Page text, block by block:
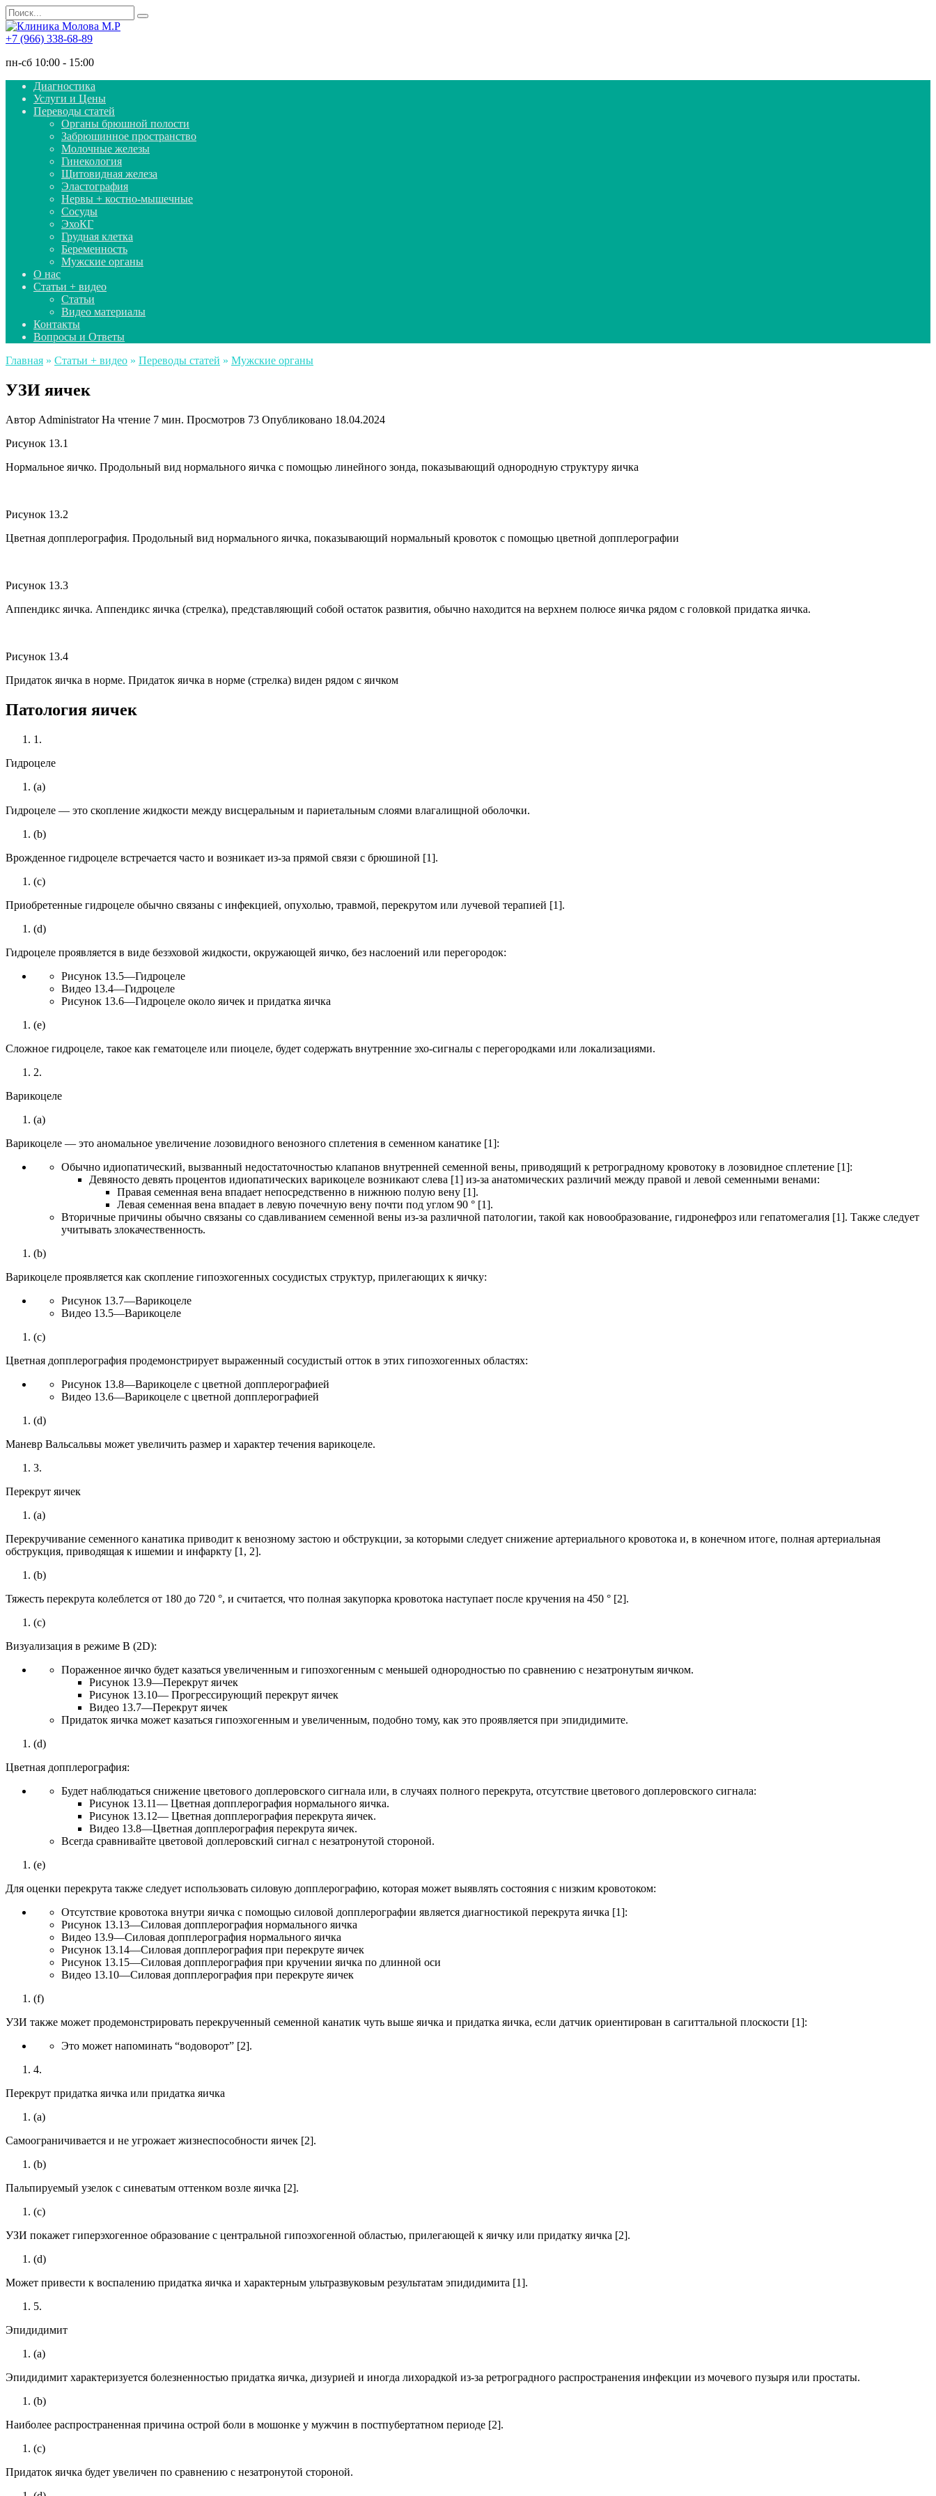
Перейти
к
содержанию
Search
for:
+7 (966) 338-68-89
пн-сб 10:00 - 15:00
Диагностика
Услуги и Цены
Переводы статей
Органы брюшной полости
Забрюшинное пространство
Молочные железы
Гинекология
Щитовидная железа
Эластография
Нервы + костно-мышечные
Сосуды
ЭхоКГ
Грудная клетка
Беременность
Мужские органы
О нас
Статьи + видео
Статьи
Видео материалы
Контакты
Вопросы и Ответы
Главная » Статьи + видео » Переводы статей » Мужские органы
УЗИ яичек
Автор Administrator На чтение 7 мин. Просмотров 73 Опубликовано 18.04.2024
Рисунок 13.1
Нормальное яичко. Продольный вид нормального яичка с помощью линейного зонда, показывающий однородную структуру яичка
Рисунок 13.2
Цветная допплерография. Продольный вид нормального яичка, показывающий нормальный кровоток с помощью цветной допплерографии
Рисунок 13.3
Аппендикс яичка. Аппендикс яичка (стрелка), представляющий собой остаток развития, обычно находится на верхнем полюсе яичка рядом с головкой придатка яичка.
Рисунок 13.4
Придаток яичка в норме. Придаток яичка в норме (стрелка) виден рядом с яичком
Патология яичек
1.
Гидроцеле
(a)
Гидроцеле — это скопление жидкости между висцеральным и париетальным слоями влагалищной оболочки.
(b)
Врожденное гидроцеле встречается часто и возникает из-за прямой связи с брюшиной [1].
(c)
Приобретенные гидроцеле обычно связаны с инфекцией, опухолью, травмой, перекрутом или лучевой терапией [1].
(d)
Гидроцеле проявляется в виде безэховой жидкости, окружающей яичко, без наслоений или перегородок:
Рисунок 13.5—Гидроцеле
Видео 13.4—Гидроцеле
Рисунок 13.6—Гидроцеле около яичек и придатка яичка
(e)
Сложное гидроцеле, такое как гематоцеле или пиоцеле, будет содержать внутренние эхо-сигналы с перегородками или локализациями.
2.
Варикоцеле
(a)
Варикоцеле — это аномальное увеличение лозовидного венозного сплетения в семенном канатике [1]:
Обычно идиопатический, вызванный недостаточностью клапанов внутренней семенной вены, приводящий к ретроградному кровотоку в лозовидное сплетение [1]:
Девяносто девять процентов идиопатических варикоцеле возникают слева [1] из-за анатомических различий между правой и левой семенными венами:
Правая семенная вена впадает непосредственно в нижнюю полую вену [1].
Левая семенная вена впадает в левую почечную вену почти под углом 90 ° [1].
Вторичные причины обычно связаны со сдавливанием семенной вены из-за различной патологии, такой как новообразование, гидронефроз или гепатомегалия [1]. Также следует
учитывать злокачественность.
(b)
Варикоцеле проявляется как скопление гипоэхогенных сосудистых структур, прилегающих к яичку:
Рисунок 13.7—Варикоцеле
Видео 13.5—Варикоцеле
(c)
Цветная допплерография продемонстрирует выраженный сосудистый отток в этих гипоэхогенных областях:
Рисунок 13.8—Варикоцеле с цветной допплерографией
Видео 13.6—Варикоцеле с цветной допплерографией
(d)
Маневр Вальсальвы может увеличить размер и характер течения варикоцеле.
3.
Перекрут яичек
(a)
Перекручивание семенного канатика приводит к венозному застою и обструкции, за которыми следует снижение артериального кровотока и, в конечном итоге, полная артериальная
обструкция, приводящая к ишемии и инфаркту [1, 2].
(b)
Тяжесть перекрута колеблется от 180 до 720 °, и считается, что полная закупорка кровотока наступает после кручения на 450 ° [2].
(c)
Визуализация в режиме B (2D):
Пораженное яичко будет казаться увеличенным и гипоэхогенным с меньшей однородностью по сравнению с незатронутым яичком.
Рисунок 13.9—Перекрут яичек
Рисунок 13.10— Прогрессирующий перекрут яичек
Видео 13.7—Перекрут яичек
Придаток яичка может казаться гипоэхогенным и увеличенным, подобно тому, как это проявляется при эпидидимите.
(d)
Цветная допплерография:
Будет наблюдаться снижение цветового доплеровского сигнала или, в случаях полного перекрута, отсутствие цветового доплеровского сигнала:
Рисунок 13.11— Цветная допплерография нормального яичка.
Рисунок 13.12— Цветная допплерография перекрута яичек.
Видео 13.8—Цветная допплерография перекрута яичек.
Всегда сравнивайте цветовой доплеровский сигнал с незатронутой стороной.
(e)
Для оценки перекрута также следует использовать силовую допплерографию, которая может выявлять состояния с низким кровотоком:
Отсутствие кровотока внутри яичка с помощью силовой допплерографии является диагностикой перекрута яичка [1]:
Рисунок 13.13—Силовая допплерография нормального яичка
Видео 13.9—Силовая допплерография нормального яичка
Рисунок 13.14—Силовая допплерография при перекруте яичек
Рисунок 13.15—Силовая допплерография при кручении яичка по длинной оси
Видео 13.10—Силовая допплерография при перекруте яичек
(f)
УЗИ также может продемонстрировать перекрученный семенной канатик чуть выше яичка и придатка яичка, если датчик ориентирован в сагиттальной плоскости [1]:
Это может напоминать “водоворот” [2].
4.
Перекрут придатка яичка или придатка яичка
(a)
Самоограничивается и не угрожает жизнеспособности яичек [2].
(b)
Пальпируемый узелок с синеватым оттенком возле яичка [2].
(c)
УЗИ покажет гиперэхогенное образование с центральной гипоэхогенной областью, прилегающей к яичку или придатку яичка [2].
(d)
Может привести к воспалению придатка яичка и характерным ультразвуковым результатам эпидидимита [1].
5.
Эпидидимит
(a)
Эпидидимит характеризуется болезненностью придатка яичка, дизурией и иногда лихорадкой из-за ретроградного распространения инфекции из мочевого пузыря или простаты.
(b)
Наиболее распространенная причина острой боли в мошонке у мужчин в постпубертатном периоде [2].
(c)
Придаток яичка будет увеличен по сравнению с незатронутой стороной.